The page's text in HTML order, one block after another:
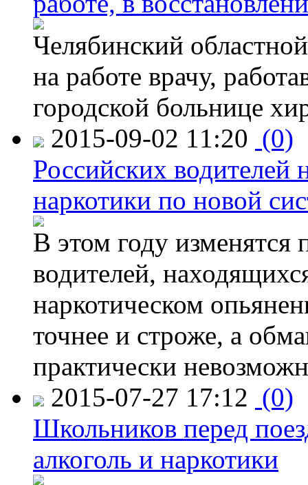
Челябинский
на работе врачу,
городской больнице
2015-09-02 11:20 (0)
Российских водителей
наркотики по новой
В этом году изменятся
водителей,
наркотическом
точнее и строже, а
практически
2015-07-27 17:12 (0)
Школьников перед
алкоголь и наркотики